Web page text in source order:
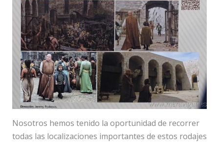
Nosotros hemos tenido la oportunidad de recorrer
todas las localizaciones importantes de estos rodajes